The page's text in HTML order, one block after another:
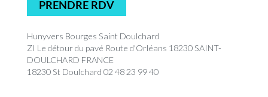
PRENDRE RDV
Hunyvers Bourges Saint Doulchard
ZI Le détour du pavé Route d'Orléans 18230 SAINT-
DOULCHARD FRANCE
18230 St Doulchard 02 48 23 99 40